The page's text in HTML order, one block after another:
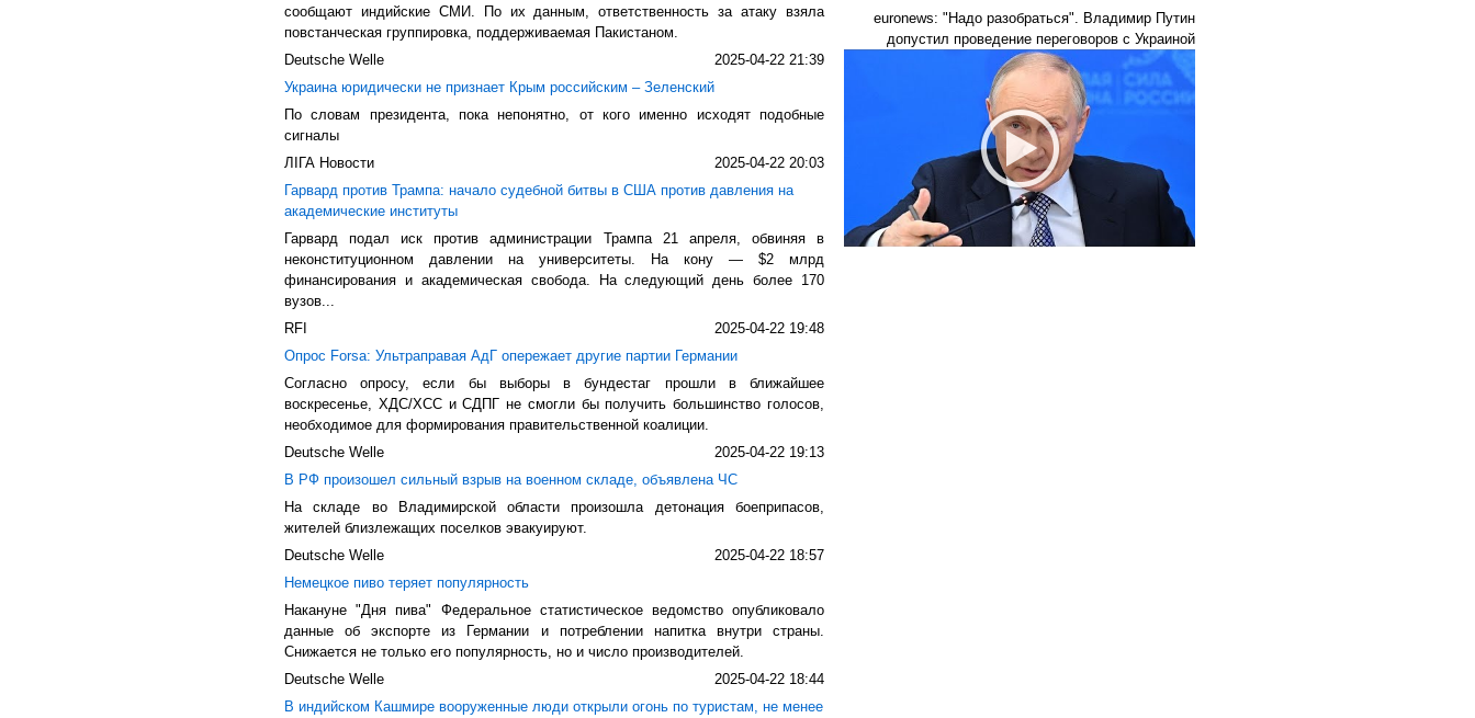
сообщают индийские СМИ. По их данным, ответственность за атаку взяла
повстанческая группировка, поддерживаемая Пакистаном.
Deutsche Welle
2025-04-22 21:39
Украина юридически не признает Крым российским – Зеленский
По словам президента, пока непонятно, от кого именно исходят подобные
сигналы
ЛIГА Новости
2025-04-22 20:03
Гарвард против Трампа: начало судебной битвы в США против давления на
академические институты
Гарвард подал иск против администрации Трампа 21 апреля, обвиняя в
неконституционном давлении на университеты. На кону — $2 млрд
финансирования и академическая свобода. На следующий день более 170
вузов...
RFI
2025-04-22 19:48
Опрос Forsa: Ультраправая АдГ опережает другие партии Германии
Согласно опросу, если бы выборы в бундестаг прошли в ближайшее
воскресенье, ХДС/ХСС и СДПГ не смогли бы получить большинство голосов,
необходимое для формирования правительственной коалиции.
Deutsche Welle
2025-04-22 19:13
В РФ произошел сильный взрыв на военном складе, объявлена ЧС
На складе во Владимирской области произошла детонация боеприпасов,
жителей близлежащих поселков эвакуируют.
Deutsche Welle
2025-04-22 18:57
Немецкое пиво теряет популярность
Накануне "Дня пива" Федеральное статистическое ведомство опубликовало
данные об экспорте из Германии и потреблении напитка внутри страны.
Снижается не только его популярность, но и число производителей.
Deutsche Welle
2025-04-22 18:44
В индийском Кашмире вооруженные люди открыли огонь по туристам, не менее
euronews: "Надо разобраться". Владимир Путин
допустил проведение переговоров с Украиной